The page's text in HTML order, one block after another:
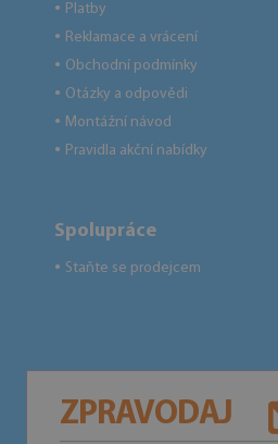
● Platby
● Reklamace a vrácení
● Obchodní podmínky
● Otázky a odpovědi
● Montážní návod
● Pravidla akční nabídky
Spolupráce
● Staňte se prodejcem
ZPRAVODAJ